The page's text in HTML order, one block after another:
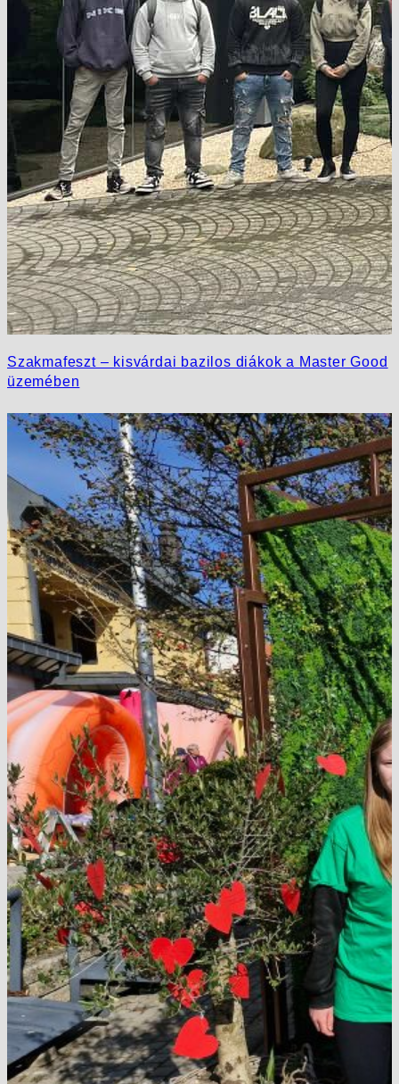
Szakmafeszt – kisvárdai bazilos diákok a Master Good
üzemében